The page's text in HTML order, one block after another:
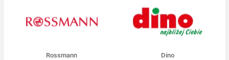
Rossmann Dino